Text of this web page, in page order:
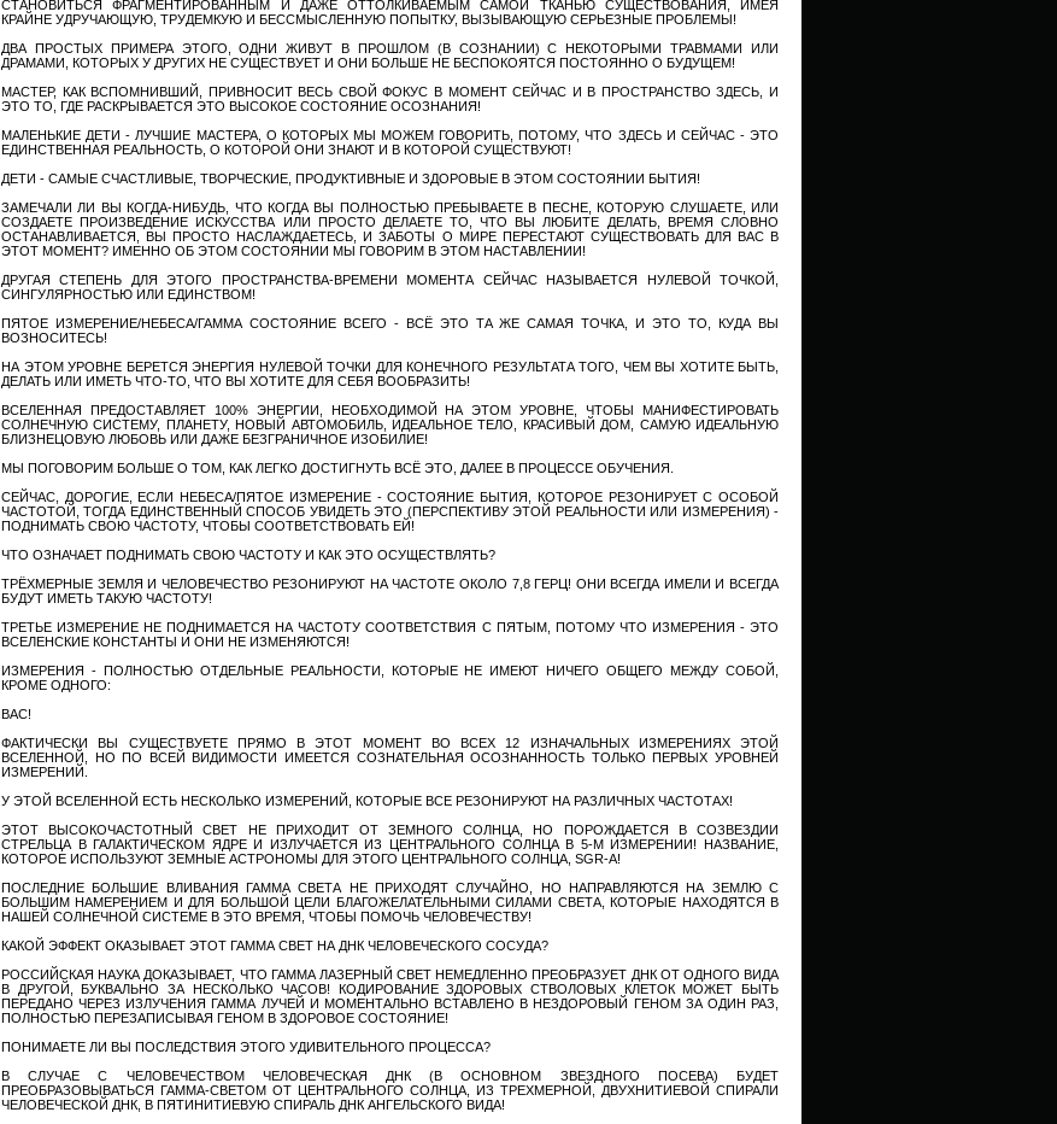
СТАНОВИТЬСЯ ФРАГМЕНТИРОВАННЫМ И ДАЖЕ ОТТОЛКИВАЕМЫМ САМОЙ ТКАНЬЮ СУЩЕСТВОВАНИЯ, ИМЕЯ
КРАЙНЕ УДРУЧАЮЩУЮ, ТРУДЕМКУЮ И БЕССМЫСЛЕННУЮ ПОПЫТКУ, ВЫЗЫВАЮЩУЮ СЕРЬЕЗНЫЕ ПРОБЛЕМЫ!
ДВА ПРОСТЫХ ПРИМЕРА ЭТОГО, ОДНИ ЖИВУТ В ПРОШЛОМ (В СОЗНАНИИ) С НЕКОТОРЫМИ ТРАВМАМИ ИЛИ
ДРАМАМИ, КОТОРЫХ У ДРУГИХ НЕ СУЩЕСТВУЕТ И ОНИ БОЛЬШЕ НЕ БЕСПОКОЯТСЯ ПОСТОЯННО О БУДУЩЕМ!
МАСТЕР, КАК ВСПОМНИВШИЙ, ПРИВНОСИТ ВЕСЬ СВОЙ ФОКУС В МОМЕНТ СЕЙЧАС И В ПРОСТРАНСТВО ЗДЕСЬ, И
ЭТО ТО, ГДЕ РАСКРЫВАЕТСЯ ЭТО ВЫСОКОЕ СОСТОЯНИЕ ОСОЗНАНИЯ!
МАЛЕНЬКИЕ ДЕТИ - ЛУЧШИЕ МАСТЕРА, О КОТОРЫХ МЫ МОЖЕМ ГОВОРИТЬ, ПОТОМУ, ЧТО ЗДЕСЬ И СЕЙЧАС - ЭТО
ЕДИНСТВЕННАЯ РЕАЛЬНОСТЬ, О КОТОРОЙ ОНИ ЗНАЮТ И В КОТОРОЙ СУЩЕСТВУЮТ!
ДЕТИ - САМЫЕ СЧАСТЛИВЫЕ, ТВОРЧЕСКИЕ, ПРОДУКТИВНЫЕ И ЗДОРОВЫЕ В ЭТОМ СОСТОЯНИИ БЫТИЯ!
ЗАМЕЧАЛИ ЛИ ВЫ КОГДА-НИБУДЬ, ЧТО КОГДА ВЫ ПОЛНОСТЬЮ ПРЕБЫВАЕТЕ В ПЕСНЕ, КОТОРУЮ СЛУШАЕТЕ, ИЛИ
СОЗДАЕТЕ ПРОИЗВЕДЕНИЕ ИСКУССТВА ИЛИ ПРОСТО ДЕЛАЕТЕ ТО, ЧТО ВЫ ЛЮБИТЕ ДЕЛАТЬ, ВРЕМЯ СЛОВНО
ОСТАНАВЛИВАЕТСЯ, ВЫ ПРОСТО НАСЛАЖДАЕТЕСЬ, И ЗАБОТЫ О МИРЕ ПЕРЕСТАЮТ СУЩЕСТВОВАТЬ ДЛЯ ВАС В
ЭТОТ МОМЕНТ? ИМЕННО ОБ ЭТОМ СОСТОЯНИИ МЫ ГОВОРИМ В ЭТОМ НАСТАВЛЕНИИ!
ДРУГАЯ СТЕПЕНЬ ДЛЯ ЭТОГО ПРОСТРАНСТВА-ВРЕМЕНИ МОМЕНТА СЕЙЧАС НАЗЫВАЕТСЯ НУЛЕВОЙ ТОЧКОЙ,
СИНГУЛЯРНОСТЬЮ ИЛИ ЕДИНСТВОМ!
ПЯТОЕ ИЗМЕРЕНИЕ/НЕБЕСА/ГАММА СОСТОЯНИЕ ВСЕГО - ВСЁ ЭТО ТА ЖЕ САМАЯ ТОЧКА, И ЭТО ТО, КУДА ВЫ
ВОЗНОСИТЕСЬ!
НА ЭТОМ УРОВНЕ БЕРЕТСЯ ЭНЕРГИЯ НУЛЕВОЙ ТОЧКИ ДЛЯ КОНЕЧНОГО РЕЗУЛЬТАТА ТОГО, ЧЕМ ВЫ ХОТИТЕ БЫТЬ,
ДЕЛАТЬ ИЛИ ИМЕТЬ ЧТО-ТО, ЧТО ВЫ ХОТИТЕ ДЛЯ СЕБЯ ВООБРАЗИТЬ!
ВСЕЛЕННАЯ ПРЕДОСТАВЛЯЕТ 100% ЭНЕРГИИ, НЕОБХОДИМОЙ НА ЭТОМ УРОВНЕ, ЧТОБЫ МАНИФЕСТИРОВАТЬ
СОЛНЕЧНУЮ СИСТЕМУ, ПЛАНЕТУ, НОВЫЙ АВТОМОБИЛЬ, ИДЕАЛЬНОЕ ТЕЛО, КРАСИВЫЙ ДОМ, САМУЮ ИДЕАЛЬНУЮ
БЛИЗНЕЦОВУЮ ЛЮБОВЬ ИЛИ ДАЖЕ БЕЗГРАНИЧНОЕ ИЗОБИЛИЕ!
МЫ ПОГОВОРИМ БОЛЬШЕ О ТОМ, КАК ЛЕГКО ДОСТИГНУТЬ ВСЁ ЭТО, ДАЛЕЕ В ПРОЦЕССЕ ОБУЧЕНИЯ.
СЕЙЧАС, ДОРОГИЕ, ЕСЛИ НЕБЕСА/ПЯТОЕ ИЗМЕРЕНИЕ - СОСТОЯНИЕ БЫТИЯ, КОТОРОЕ РЕЗОНИРУЕТ С ОСОБОЙ
ЧАСТОТОЙ, ТОГДА ЕДИНСТВЕННЫЙ СПОСОБ УВИДЕТЬ ЭТО (ПЕРСПЕКТИВУ ЭТОЙ РЕАЛЬНОСТИ ИЛИ ИЗМЕРЕНИЯ) -
ПОДНИМАТЬ СВОЮ ЧАСТОТУ, ЧТОБЫ СООТВЕТСТВОВАТЬ ЕЙ!
ЧТО ОЗНАЧАЕТ ПОДНИМАТЬ СВОЮ ЧАСТОТУ И КАК ЭТО ОСУЩЕСТВЛЯТЬ?
ТРЁХМЕРНЫЕ ЗЕМЛЯ И ЧЕЛОВЕЧЕСТВО РЕЗОНИРУЮТ НА ЧАСТОТЕ ОКОЛО 7,8 ГЕРЦ! ОНИ ВСЕГДА ИМЕЛИ И ВСЕГДА
БУДУТ ИМЕТЬ ТАКУЮ ЧАСТОТУ!
ТРЕТЬЕ ИЗМЕРЕНИЕ НЕ ПОДНИМАЕТСЯ НА ЧАСТОТУ СООТВЕТСТВИЯ С ПЯТЫМ, ПОТОМУ ЧТО ИЗМЕРЕНИЯ - ЭТО
ВСЕЛЕНСКИЕ КОНСТАНТЫ И ОНИ НЕ ИЗМЕНЯЮТСЯ!
ИЗМЕРЕНИЯ - ПОЛНОСТЬЮ ОТДЕЛЬНЫЕ РЕАЛЬНОСТИ, КОТОРЫЕ НЕ ИМЕЮТ НИЧЕГО ОБЩЕГО МЕЖДУ СОБОЙ,
КРОМЕ ОДНОГО:
ВАС!
ФАКТИЧЕСКИ ВЫ СУЩЕСТВУЕТЕ ПРЯМО В ЭТОТ МОМЕНТ ВО ВСЕХ 12 ИЗНАЧАЛЬНЫХ ИЗМЕРЕНИЯХ ЭТОЙ
ВСЕЛЕННОЙ, НО ПО ВСЕЙ ВИДИМОСТИ ИМЕЕТСЯ СОЗНАТЕЛЬНАЯ ОСОЗНАННОСТЬ ТОЛЬКО ПЕРВЫХ УРОВНЕЙ
ИЗМЕРЕНИЙ.
У ЭТОЙ ВСЕЛЕННОЙ ЕСТЬ НЕСКОЛЬКО ИЗМЕРЕНИЙ, КОТОРЫЕ ВСЕ РЕЗОНИРУЮТ НА РАЗЛИЧНЫХ ЧАСТОТАХ!
ЭТОТ ВЫСОКОЧАСТОТНЫЙ СВЕТ НЕ ПРИХОДИТ ОТ ЗЕМНОГО СОЛНЦА, НО ПОРОЖДАЕТСЯ В СОЗВЕЗДИИ
СТРЕЛЬЦА В ГАЛАКТИЧЕСКОМ ЯДРЕ И ИЗЛУЧАЕТСЯ ИЗ ЦЕНТРАЛЬНОГО СОЛНЦА В 5-М ИЗМЕРЕНИИ! НАЗВАНИЕ,
КОТОРОЕ ИСПОЛЬЗУЮТ ЗЕМНЫЕ АСТРОНОМЫ ДЛЯ ЭТОГО ЦЕНТРАЛЬНОГО СОЛНЦА, SGR-A!
ПОСЛЕДНИЕ БОЛЬШИЕ ВЛИВАНИЯ ГАММА СВЕТА НЕ ПРИХОДЯТ СЛУЧАЙНО, НО НАПРАВЛЯЮТСЯ НА ЗЕМЛЮ С
БОЛЬШИМ НАМЕРЕНИЕМ И ДЛЯ БОЛЬШОЙ ЦЕЛИ БЛАГОЖЕЛАТЕЛЬНЫМИ СИЛАМИ СВЕТА, КОТОРЫЕ НАХОДЯТСЯ В
НАШЕЙ СОЛНЕЧНОЙ СИСТЕМЕ В ЭТО ВРЕМЯ, ЧТОБЫ ПОМОЧЬ ЧЕЛОВЕЧЕСТВУ!
КАКОЙ ЭФФЕКТ ОКАЗЫВАЕТ ЭТОТ ГАММА СВЕТ НА ДНК ЧЕЛОВЕЧЕСКОГО СОСУДА?
РОССИЙСКАЯ НАУКА ДОКАЗЫВАЕТ, ЧТО ГАММА ЛАЗЕРНЫЙ СВЕТ НЕМЕДЛЕННО ПРЕОБРАЗУЕТ ДНК ОТ ОДНОГО ВИДА
В ДРУГОЙ, БУКВАЛЬНО ЗА НЕСКОЛЬКО ЧАСОВ! КОДИРОВАНИЕ ЗДОРОВЫХ СТВОЛОВЫХ КЛЕТОК МОЖЕТ БЫТЬ
ПЕРЕДАНО ЧЕРЕЗ ИЗЛУЧЕНИЯ ГАММА ЛУЧЕЙ И МОМЕНТАЛЬНО ВСТАВЛЕНО В НЕЗДОРОВЫЙ ГЕНОМ ЗА ОДИН РАЗ,
ПОЛНОСТЬЮ ПЕРЕЗАПИСЫВАЯ ГЕНОМ В ЗДОРОВОЕ СОСТОЯНИЕ!
ПОНИМАЕТЕ ЛИ ВЫ ПОСЛЕДСТВИЯ ЭТОГО УДИВИТЕЛЬНОГО ПРОЦЕССА?
В СЛУЧАЕ С ЧЕЛОВЕЧЕСТВОМ ЧЕЛОВЕЧЕСКАЯ ДНК (В ОСНОВНОМ ЗВЕЗДНОГО ПОСЕВА) БУДЕТ
ПРЕОБРАЗОВЫВАТЬСЯ ГАММА-СВЕТОМ ОТ ЦЕНТРАЛЬНОГО СОЛНЦА, ИЗ ТРЕХМЕРНОЙ, ДВУХНИТИЕВОЙ СПИРАЛИ
ЧЕЛОВЕЧЕСКОЙ ДНК, В ПЯТИНИТИЕВУЮ СПИРАЛЬ ДНК АНГЕЛЬСКОГО ВИДА!